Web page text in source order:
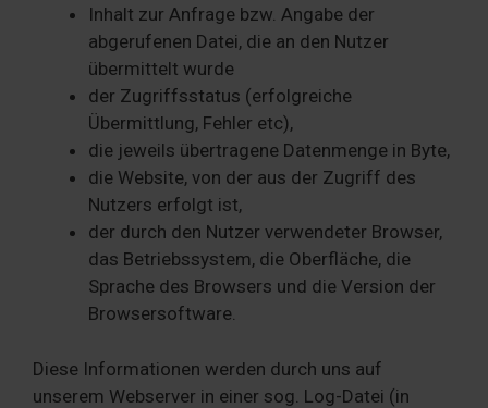
Inhalt zur Anfrage bzw. Angabe der
abgerufenen Datei, die an den Nutzer
übermittelt wurde
der Zugriffsstatus (erfolgreiche
Übermittlung, Fehler etc),
die jeweils übertragene Datenmenge in Byte,
die Website, von der aus der Zugriff des
Nutzers erfolgt ist,
der durch den Nutzer verwendeter Browser,
das Betriebssystem, die Oberfläche, die
Sprache des Browsers und die Version der
Browsersoftware.
Diese Informationen werden durch uns auf
unserem Webserver in einer sog. Log-Datei (in